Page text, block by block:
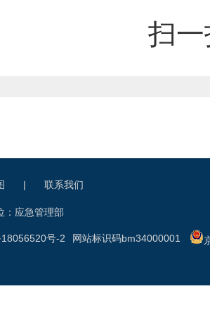
扫
| 联系我们
：应急管理部
网站标识码bm34000001
号-2